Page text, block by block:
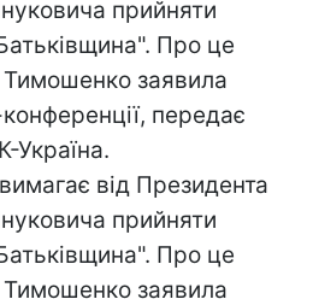
прийняти
Про це
Тимошенко заявила
передає
Україна.
від Президента
прийняти
Про це
Тимошенко заявила